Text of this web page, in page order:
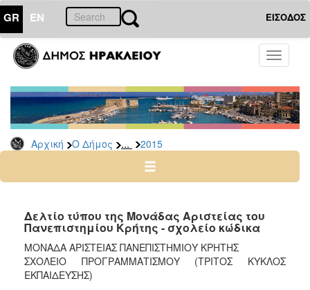
GR EN ΕΙΣΟΔΟΣ
Toggle
Αρχική Ο Δήμος ... 2015
ΔΗΜΟΣ
Δελτία
Τύπου
Αρχείο
2026
2024
2022
2021
2020
Δελτίο τύπου της Μονάδας Αριστείας του
Πανεπιστημίου Κρήτης - σχολείο κώδικα
ΜΟΝΑΔΑ ΑΡΙΣΤΕΙΑΣ ΠΑΝΕΠΙΣΤΗΜΙΟΥ ΚΡΗΤΗΣ
ΣΧΟΛΕΙΟ ΠΡΟΓΡΑΜΜΑΤΙΣΜΟΥ (ΤΡΙΤΟΣ ΚΥΚΛΟΣ
ΕΚΠΑΙΔΕΥΣΗΣ)